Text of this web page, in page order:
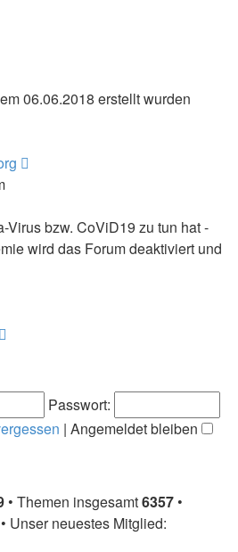
06.06.2018 erstellt wurden
Virus bzw. CoViD19 zu tun hat -
wird das Forum deaktiviert und
Passwort:
| Angemeldet bleiben
• Themen insgesamt6357 •
• Unser neuestes Mitglied: